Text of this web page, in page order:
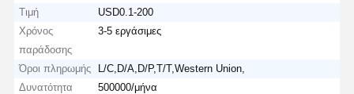
Τιμή
USD0.1-200
Χρόνος
παράδοσης
3-5 εργάσιμες
Όροι πληρωμής
L/C,D/A,D/P,T/T,Western Union,
Δυνατότητα
500000/μήνα